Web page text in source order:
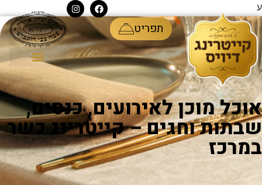
ע
תפריט
אוכל מוכן לאירועים, כנסים,
שבתות וחגים – קייטרינג כשר
במרכז